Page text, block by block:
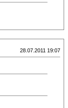
28.07.2011 19:07